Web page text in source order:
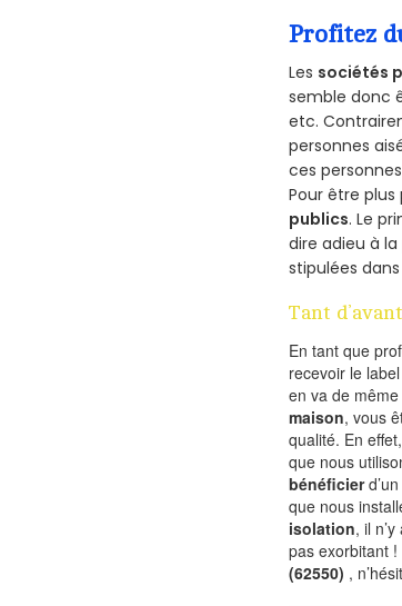
Profitez
Les sociétés
semble donc
etc.
personnes
ces
Pour être plus
publics. Le
dire adieu à
stipulées
Tant
En tant que
recevoir le
en va de
maison, vous
qualité. En
que nous
bénéficier
que nous
isolation, il
pas exorbitant !
(62550) ,